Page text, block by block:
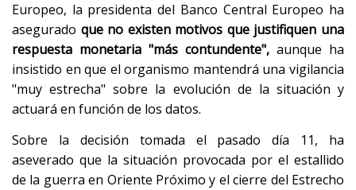
Europeo, la presidenta del Banco Central Europeo ha
asegurado que no existen motivos que justifiquen una
respuesta monetaria "más contundente", aunque ha
insistido en que el organismo mantendrá una vigilancia
"muy estrecha" sobre la evolución de la situación y
actuará en función de los datos.
Sobre la decisión tomada el pasado día 11, ha
aseverado que la situación provocada por el estallido
de la guerra en Oriente Próximo y el cierre del Estrecho